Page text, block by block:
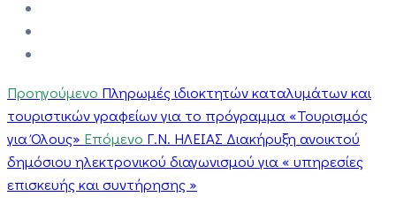
Προηγούμενο Πληρωμές ιδιοκτητών καταλυμάτων και
τουριστικών γραφείων για το πρόγραμμα «Τουρισμός
για Όλους» Επόμενο Γ.Ν. ΗΛΕΙΑΣ Διακήρυξη ανοικτού
δημόσιου ηλεκτρονικού διαγωνισμού για « υπηρεσίες
επισκευής και συντήρησης »